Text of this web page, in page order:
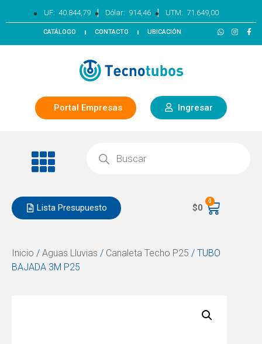
UF: 40.844,79 | Dólar: 914,46 | UTM: 71.649,00
CATÁLOGO CONTACTO UBICACIÓN
Portal Empresas Ingresar
Lista Presupuesto $0
0
Inicio / Aguas Lluvias / Canaleta Techo P25 / TUBO
BAJADA 3M P25